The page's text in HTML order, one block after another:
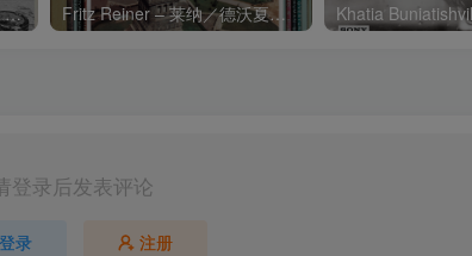
Charli xcx – Music, Fashion, FilmⒺ【48kHz／24bit】英国区 Fritz Reiner – 莱纳／德沃夏克：第九交响曲
登录后发表评论
登录 注册